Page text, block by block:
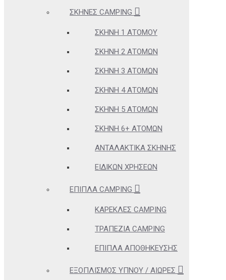
ΣΚΗΝΈΣ CAMPING
ΣΚΗΝΉ 1 ΑΤΌΜΟΥ
ΣΚΗΝΉ 2 ΑΤΌΜΩΝ
ΣΚΗΝΉ 3 ΑΤΌΜΩΝ
ΣΚΗΝΉ 4 ΑΤΌΜΩΝ
ΣΚΗΝΉ 5 ΑΤΌΜΩΝ
ΣΚΗΝΉ 6+ ΑΤΌΜΩΝ
ΑΝΤΑΛΑΚΤΙΚΆ ΣΚΗΝΉΣ
ΕΙΔΙΚΏΝ ΧΡΉΣΕΩΝ
ΈΠΙΠΛΑ CAMPING
ΚΑΡΈΚΛΕΣ CAMPING
ΤΡΑΠΈΖΙΑ CAMPING
ΈΠΙΠΛΑ ΑΠΟΘΉΚΕΥΣΗΣ
ΕΞΟΠΛΙΣΜΌΣ ΎΠΝΟΥ / ΑΙΏΡΕΣ